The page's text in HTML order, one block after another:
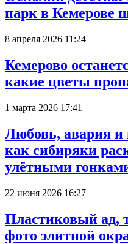
парк в Кемерове
8 апреля 2026 11:24
Кемерово
какие цветы
1 марта 2026 17:41
Любовь, авария
как сибиряки
улётными
22 июня 2026 16:27
Пластиковый ад,
фото элитной